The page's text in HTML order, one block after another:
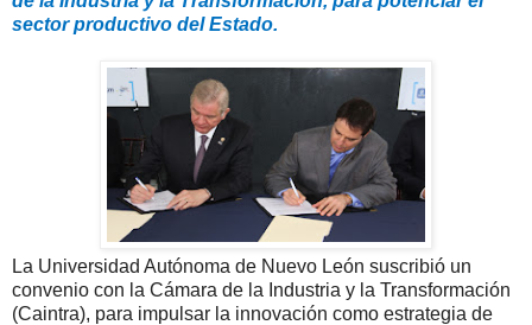
sector productivo del Estado.
La Universidad Autónoma de Nuevo León suscribió un
convenio con la Cámara de la Industria y la Transformación
(Caintra), para impulsar la innovación como estrategia de